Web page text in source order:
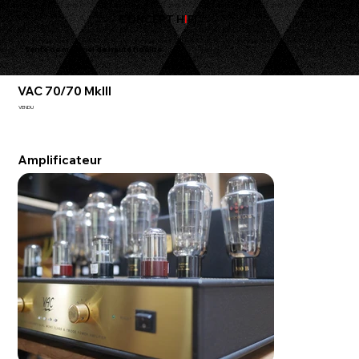
CONCEPT HIFI
Vente de matériel de haute fidélité
VAC 70/70 MkIII
Amplificateur
VENDU